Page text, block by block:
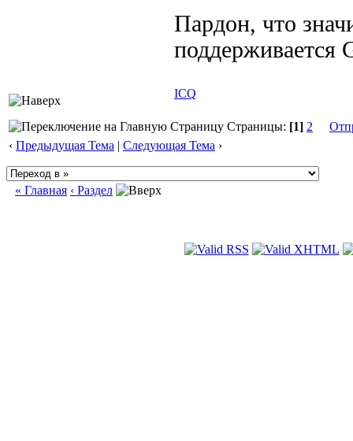
Пардон, что
поддерживается
ICQ
Страницы: [1] 2
‹ Предыдущая Тема | Следующая Тема ›
« Главная ‹ Раздел